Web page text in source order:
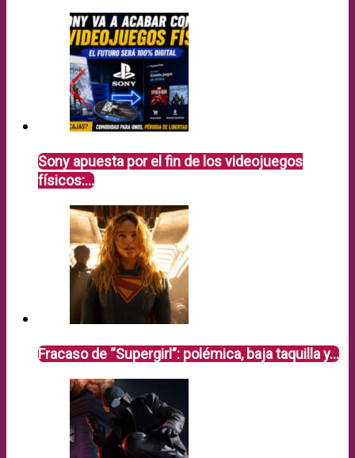
Sony apuesta por el fin de los videojuegos
físicos:…
Fracaso de “Supergirl”: polémica, baja taquilla y…